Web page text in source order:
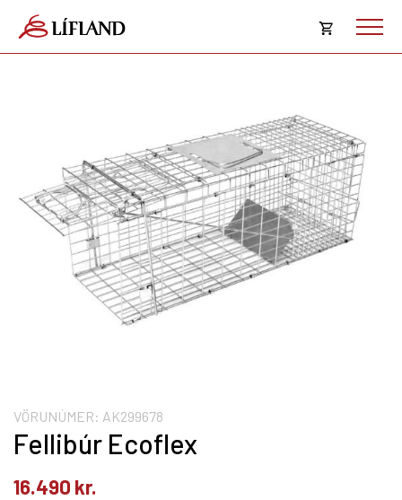
Opna
Karfan er tóm.
VÖRUNÚMER: AK299678
Fellibúr Ecoflex
16.490 kr.